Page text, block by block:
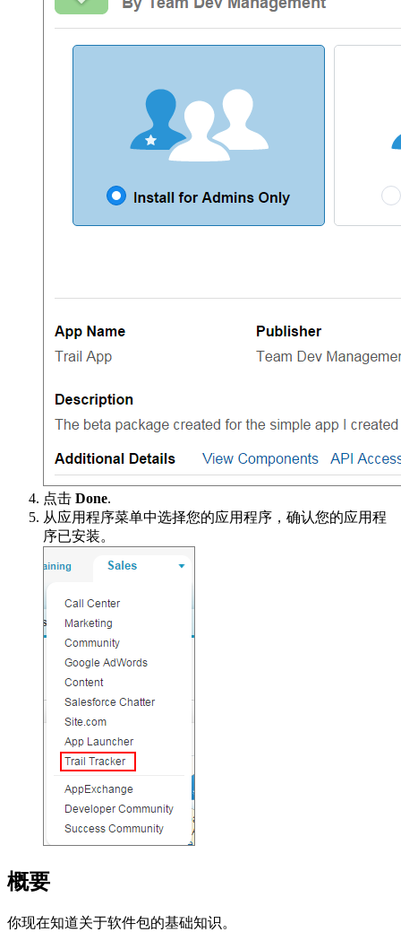
点击 Done.
从应用程序菜单中选择您的应用程序，确认您的应用程
序已安装。
概要
你现在知道关于软件包的基础知识。